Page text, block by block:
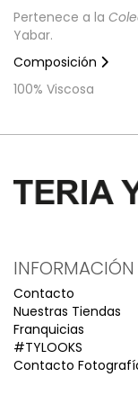
Pertenece a la
Yabar.
Composición
100% Viscosa
INFORMACIÓN
Contacto
Nuestras Tiendas
Franquicias
#TYLOOKS
Contacto